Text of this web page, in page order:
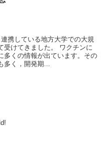
携している地方大学での大規
受けてきました。 ワクチンに
多くの情報が出ています。その
く，開発期...